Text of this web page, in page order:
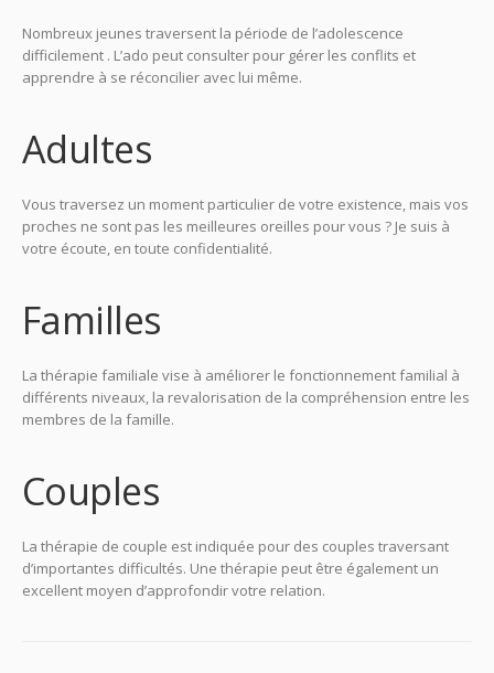
Nombreux jeunes traversent la période de l’adolescence
difficilement . L’ado peut consulter pour gérer les conflits et
apprendre à se réconcilier avec lui même.
Adultes
Vous traversez un moment particulier de votre existence, mais vos
proches ne sont pas les meilleures oreilles pour vous ? Je suis à
votre écoute, en toute confidentialité.
Familles
La thérapie familiale vise à améliorer le fonctionnement familial à
différents niveaux, la revalorisation de la compréhension entre les
membres de la famille.
Couples
La thérapie de couple est indiquée pour des couples traversant
d’importantes difficultés. Une thérapie peut être également un
excellent moyen d’approfondir votre relation.